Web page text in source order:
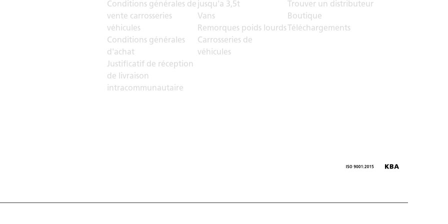
Conditions générales de
vente carrosseries
véhicules
Conditions générales
d'achat
Justificatif de réception
de livraison
intracommunautaire
jusqu'a 3,5t
Vans
Remorques poids lourds
Carrosseries de
véhicules
Trouver un distributeur
Boutique
Téléchargements